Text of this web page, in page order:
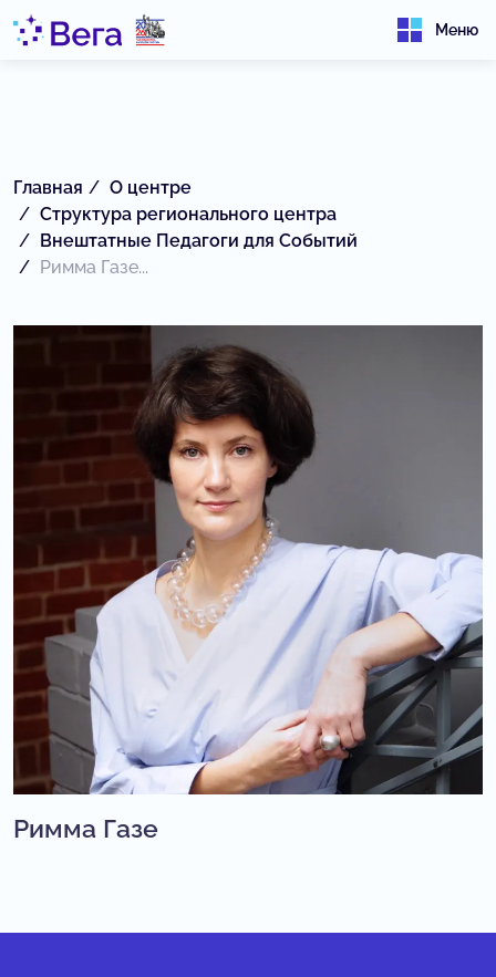
Меню
Главная
О центре
Структура регионального центра
Внештатные Педагоги для Событий
Римма Газе...
Римма Газе